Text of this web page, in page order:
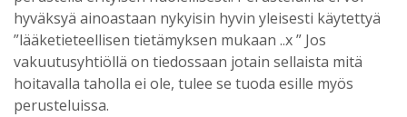
hyväksyä ainoastaan nykyisin hyvin yleisesti käytettyä
”lääketieteellisen tietämyksen mukaan ..x ” Jos
vakuutusyhtiöllä on tiedossaan jotain sellaista mitä
hoitavalla taholla ei ole, tulee se tuoda esille myös
perusteluissa.